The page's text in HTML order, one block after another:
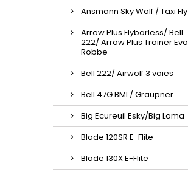
Ansmann Sky Wolf / Taxi Fly
Arrow Plus Flybarless/ Bell
222/ Arrow Plus Trainer Evo
Robbe
Bell 222/ Airwolf 3 voies
Bell 47G BMI / Graupner
Big Ecureuil Esky/Big Lama
Blade 120SR E-Flite
Blade 130X E-Flite